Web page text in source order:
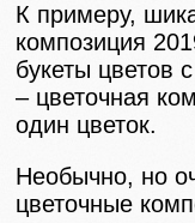
К примеру,
композиция
букеты цветов
– цветочная
один цветок.
Необычно, но
цветочные